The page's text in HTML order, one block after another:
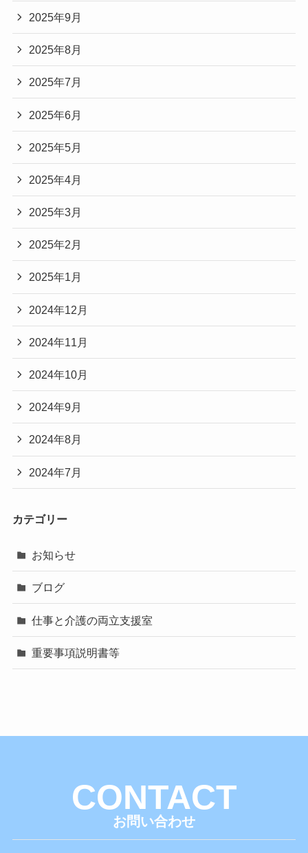
2025年9月
2025年8月
2025年7月
2025年6月
2025年5月
2025年4月
2025年3月
2025年2月
2025年1月
2024年12月
2024年11月
2024年10月
2024年9月
2024年8月
2024年7月
カテゴリー
お知らせ
ブログ
仕事と介護の両立支援室
重要事項説明書等
CONTACT
お問い合わせ